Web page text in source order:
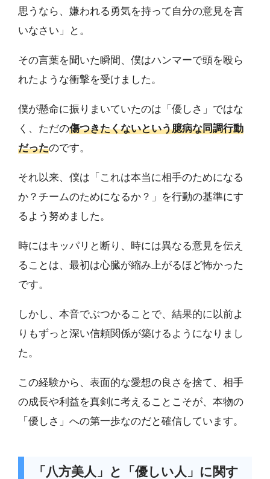
思うなら、嫌われる勇気を持って自分の意見を言
いなさい」と。
その言葉を聞いた瞬間、僕はハンマーで頭を殴ら
れたような衝撃を受けました。
僕が懸命に振りまいていたのは「優しさ」ではな
く、ただの傷つきたくないという臆病な同調行動
だったのです。
それ以来、僕は「これは本当に相手のためになる
か？チームのためになるか？」を行動の基準にす
るよう努めました。
時にはキッパリと断り、時には異なる意見を伝え
ることは、最初は心臓が縮み上がるほど怖かった
です。
しかし、本音でぶつかることで、結果的に以前よ
りもずっと深い信頼関係が築けるようになりまし
た。
この経験から、表面的な愛想の良さを捨て、相手
の成長や利益を真剣に考えることこそが、本物の
「優しさ」への第一歩なのだと確信しています。
「八方美人」と「優しい人」に関す